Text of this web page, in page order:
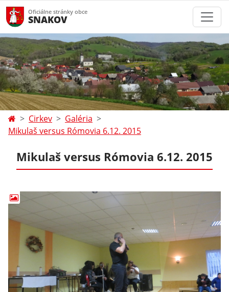
Oficiálne stránky obce
SNAKOV
Cirkev
Galéria
Mikulaš versus Rómovia 6.12. 2015
Mikulaš versus Rómovia 6.12. 2015